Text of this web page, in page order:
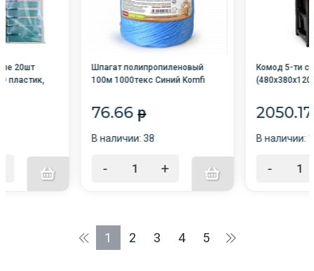
20шт
пластик,
Шпагат полипропиленовый
100м 1000текс Синий Komfi
76.66 p
В наличии: 38
- +
Комод 5-ти
В наличии: 1
-
1 2 3 4 5